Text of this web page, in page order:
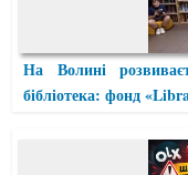
На Волині
бібліотека: фонд